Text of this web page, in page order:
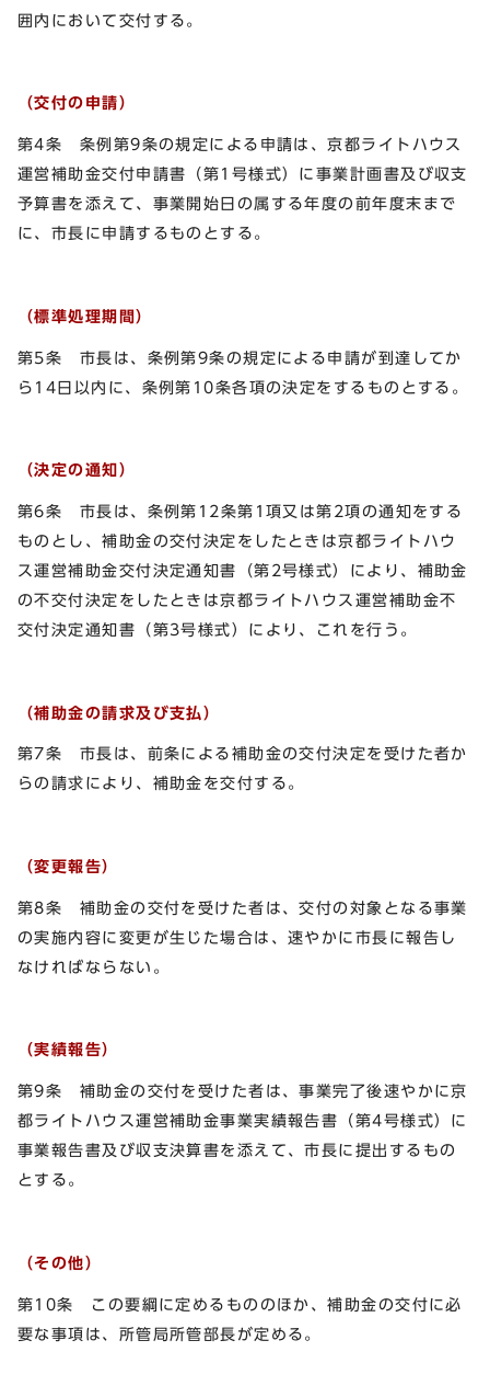
囲内において交付する。
（交付の申請）
第4条 条例第9条の規定による申請は、京都ライトハウス
運営補助金交付申請書（第1号様式）に事業計画書及び収支
予算書を添えて、事業開始日の属する年度の前年度末まで
に、市長に申請するものとする。
（標準処理期間）
第5条 市長は、条例第9条の規定による申請が到達してか
ら14日以内に、条例第10条各項の決定をするものとする。
（決定の通知）
第6条 市長は、条例第12条第1項又は第2項の通知をする
ものとし、補助金の交付決定をしたときは京都ライトハウ
ス運営補助金交付決定通知書（第2号様式）により、補助金
の不交付決定をしたときは京都ライトハウス運営補助金不
交付決定通知書（第3号様式）により、これを行う。
（補助金の請求及び支払）
第7条 市長は、前条による補助金の交付決定を受けた者か
らの請求により、補助金を交付する。
（変更報告）
第8条 補助金の交付を受けた者は、交付の対象となる事業
の実施内容に変更が生じた場合は、速やかに市長に報告し
なければならない。
（実績報告）
第9条 補助金の交付を受けた者は、事業完了後速やかに京
都ライトハウス運営補助金事業実績報告書（第4号様式）に
事業報告書及び収支決算書を添えて、市長に提出するもの
とする。
（その他）
第10条 この要綱に定めるもののほか、補助金の交付に必
要な事項は、所管局所管部長が定める。